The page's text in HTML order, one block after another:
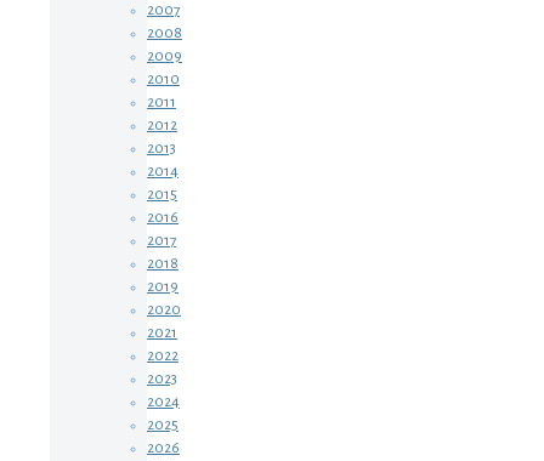
2007
2008
2009
2010
2011
2012
2013
2014
2015
2016
2017
2018
2019
2020
2021
2022
2023
2024
2025
2026